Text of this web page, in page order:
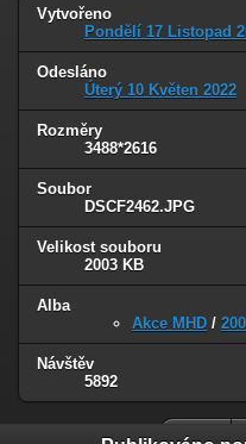
Vytvořeno
Pondělí 17 Listopad
Odesláno
Úterý 10 Květen 2022
Rozměry
3488*2616
Soubor
DSCF2462.JPG
Velikost souboru
2003 KB
Alba
Akce MHD /
Návštěv
5892